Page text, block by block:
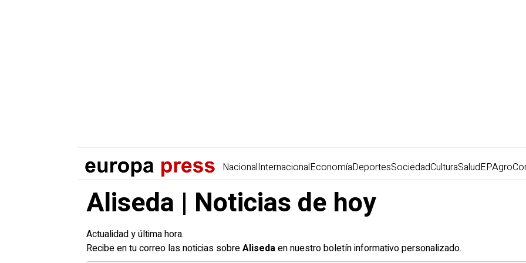
NacionalInternacionalEconomíaDeportesSociedadCulturaSaludEPAgro
Aliseda | Noticias de hoy
Actualidad y última hora.
Recibe en tu correo las noticias sobreAlisedaen nuestro boletín informativo personalizado.